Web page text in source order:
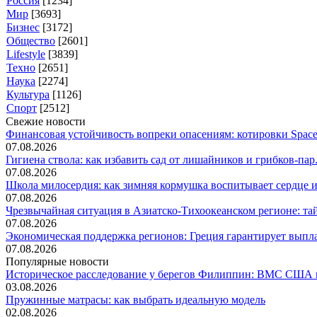
Мир [3693]
Бизнес [3172]
Общество [2601]
Lifestyle [3839]
Техно [2651]
Наука [2274]
Культура [1126]
Спорт [2512]
Свежие новости
Финансовая устойчивость вопреки опасениям: котировки
07.08.2026
Гигиена ствола: как избавить сад от лишайников и грибков-
07.08.2026
Школа милосердия: как зимняя кормушка воспитывает сердце
07.08.2026
Чрезвычайная ситуация в Азиатско-Тихоокеанском регионе:
07.08.2026
Экономическая поддержка регионов: Греция гарантирует
07.08.2026
Популярные новости
Историческое расследование у берегов Филиппин: ВМС США
03.08.2026
Пружинные матрасы: как выбрать идеальную модель
02.08.2026